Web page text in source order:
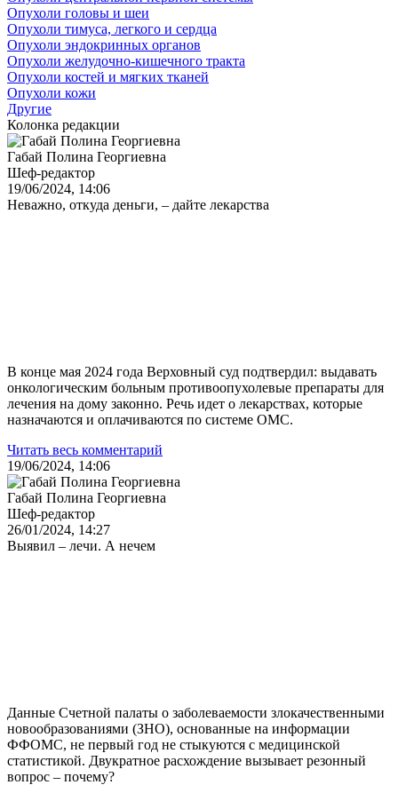
Опухоли головы и шеи
Опухоли тимуса, легкого и сердца
Опухоли эндокринных органов
Опухоли желудочно-кишечного тракта
Опухоли костей и мягких тканей
Опухоли кожи
Другие
Колонка редакции
Габай Полина Георгиевна
Шеф-редактор
19/06/2024, 14:06
Неважно, откуда деньги, – дайте лекарства
В конце мая 2024 года Верховный суд подтвердил: выдавать
онкологическим больным противоопухолевые препараты для
лечения на дому законно. Речь идет о лекарствах, которые
назначаются и оплачиваются по системе ОМС.
Читать весь комментарий
19/06/2024, 14:06
Габай Полина Георгиевна
Шеф-редактор
26/01/2024, 14:27
Выявил – лечи. А нечем
Данные Счетной палаты о заболеваемости злокачественными
новообразованиями (ЗНО), основанные на информации
ФФОМС, не первый год не стыкуются с медицинской
статистикой. Двукратное расхождение вызывает резонный
вопрос – почему?